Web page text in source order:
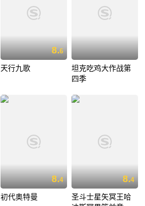
8.6
天行九歌
坦克吃鸡大作战第
四季
8.4
初代奥特曼
8.4
圣斗士星矢冥王哈